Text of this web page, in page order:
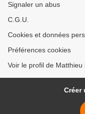
Signaler un abus
C.G.U.
Cookies et données
Préférences cookies
Voir le profil de
Créer